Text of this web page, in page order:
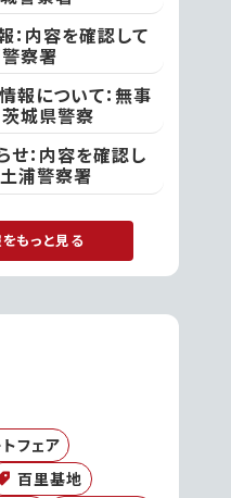
：内容を確認して
察署
報について：無事
城県警察
せ：内容を確認し
浦警察署
もっと見る
フェア
百里基地